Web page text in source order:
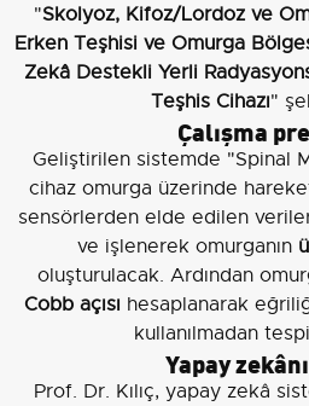
"Skolyoz, Kifoz/Lordoz ve
Erken Teşhisi ve Omurga
Zekâ Destekli Yerli
Teşhis Cihazı"
Çalışma
Geliştirilen sistemde "Spinal
cihaz omurga üzerinde
sensörlerden elde edilen
ve işlenerek omurganın
oluşturulacak. Ardından
Cobb açısı hesaplanarak
kullanılmadan
Yapay
Prof. Dr. Kılıç, yapay zekâ